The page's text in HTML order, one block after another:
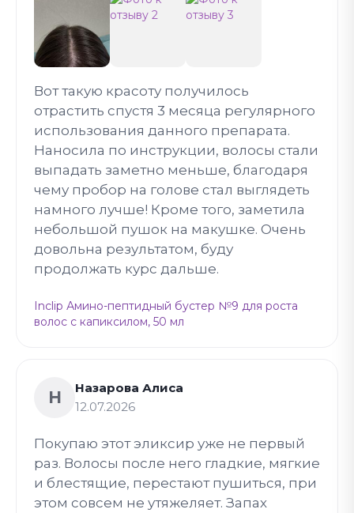
Вот такую красоту получилось
отрастить спустя 3 месяца регулярного
использования данного препарата.
Наносила по инструкции, волосы стали
выпадать заметно меньше, благодаря
чему пробор на голове стал выглядеть
намного лучше! Кроме того, заметила
небольшой пушок на макушке. Очень
довольна результатом, буду
продолжать курс дальше.
Inclip Амино-пептидный бустер №9 для роста
волос с капиксилом, 50 мл
Н
Назарова Алиса
12.07.2026
Покупаю этот эликсир уже не первый
раз. Волосы после него гладкие, мягкие
и блестящие, перестают пушиться, при
этом совсем не утяжеляет. Запах